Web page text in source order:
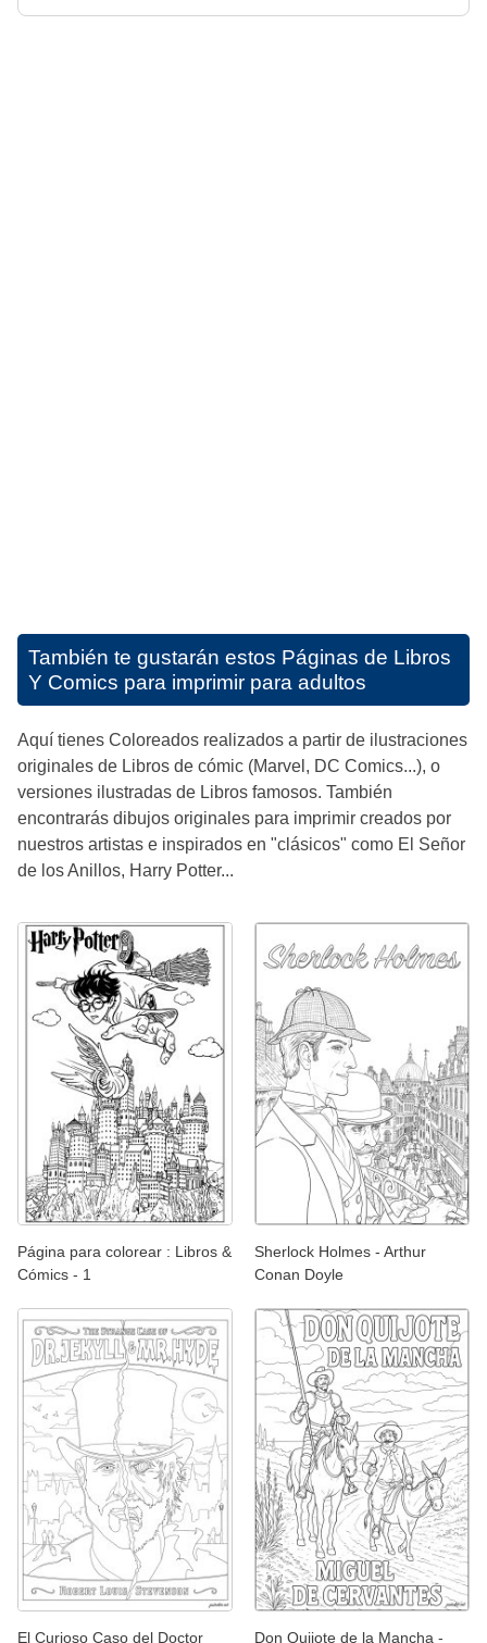
También te gustarán estos Páginas de Libros
Y Comics para imprimir para adultos
Aquí tienes Coloreados realizados a partir de ilustraciones
originales de Libros de cómic (Marvel, DC Comics...), o
versiones ilustradas de Libros famosos. También
encontrarás dibujos originales para imprimir creados por
nuestros artistas e inspirados en "clásicos" como El Señor
de los Anillos, Harry Potter...
Página para colorear : Libros &
Cómics - 1
Sherlock Holmes - Arthur
Conan Doyle
El Curioso Caso del Doctor Don Quijote de la Mancha -